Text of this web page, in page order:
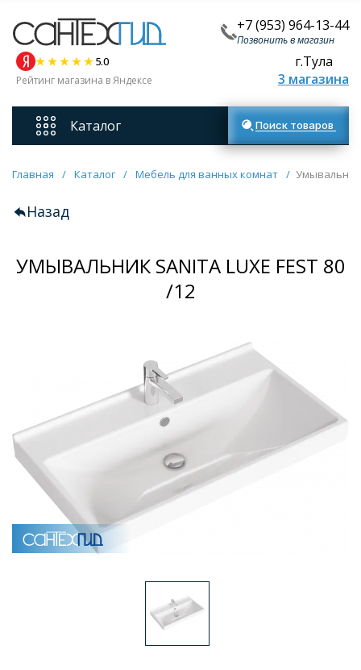
+7 (953) 964-13-44
Позвонить в магазин
5.0
Рейтинг магазина в Яндексе
г.Тула
3 магазина
Каталог
Смесители
Унитазы
Мебель для ванных комнат
Кухонные мойки
Раковины
Душевые кабины
Полотенцесушители
Аксессуары для ванных комнат
Душевые поддоны
Поиск товаров
Главная / Каталог / Мебель для ванных комнат / Умывальник
Назад
УМЫВАЛЬНИК SANITA LUXE FEST 80
/12